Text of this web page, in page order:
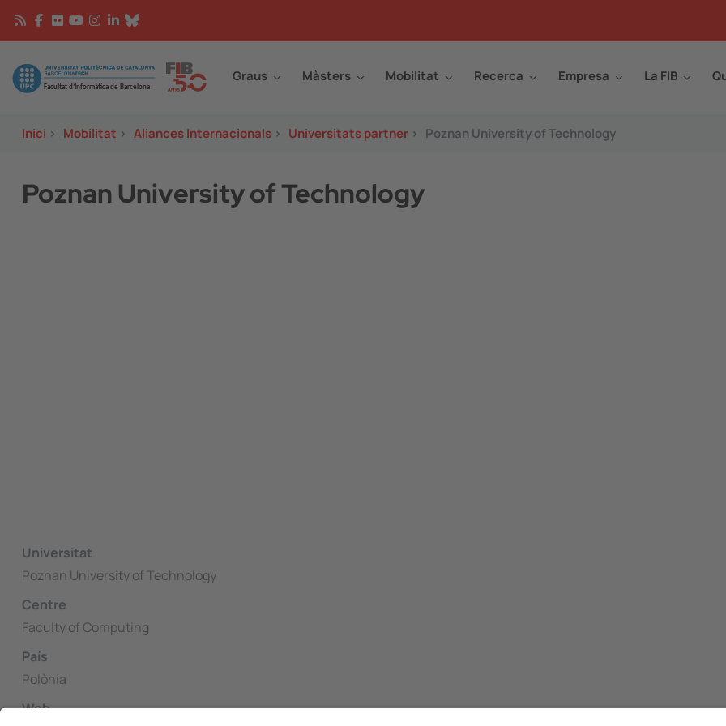
Vés al contingut
Image Graus Màsters Mobilitat Recerca Empresa La FIB
Inici > Mobilitat > Aliances Internacionals > Universitats partner > Poznan University of Technology
Poznan University of Technology
Universitat
Poznan University of Technology
Centre
Faculty of Computing
País
Polònia
Web